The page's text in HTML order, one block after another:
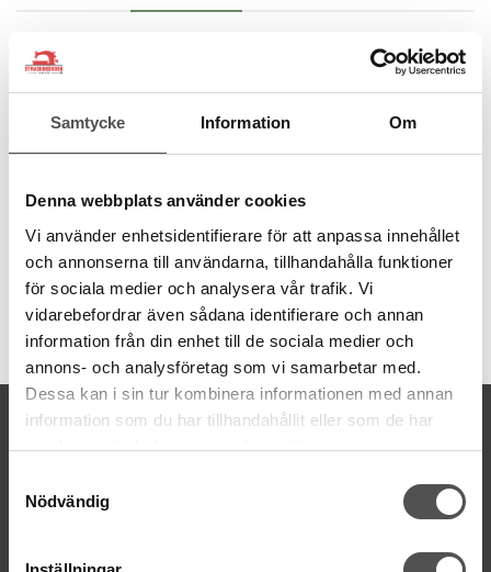
Samtycke Information Om
Denna webbplats använder cookies
Vi använder enhetsidentifierare för att anpassa innehållet
och annonserna till användarna, tillhandahålla funktioner
för sociala medier och analysera vår trafik. Vi
vidarebefordrar även sådana identifierare och annan
information från din enhet till de sociala medier och
annons- och analysföretag som vi samarbetar med.
Dessa kan i sin tur kombinera informationen med annan
information som du har tillhandahållit eller som de har
samlat in när du har använt deras tjänster.
Nödvändig
Satäng- och dekorationssömsfot
Transparent pressarfot speciellt utformad för tät sicksack och
(fasning) som gör att de fylliga stygnen passerar fritt under foten
utan motstånd. Tillverkad i klarplast för att ge optimal insyn och
För maskingrupp 4
Kontrollera din maskingrupp>>
Artikelnummer:
KONTAKTA OSS
kontakt@symaskinsboden.se
Tel. 018-150525